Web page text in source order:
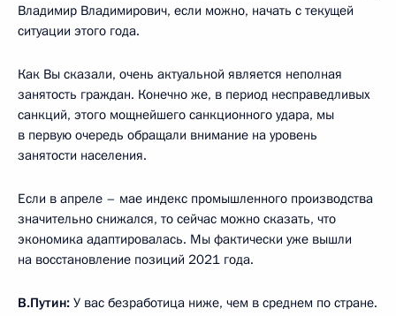
Владимир Владимирович, если можно, начать с текущей
ситуации этого года.
Как Вы сказали, очень актуальной является неполная
занятость граждан. Конечно же, в период несправедливых
санкций, этого мощнейшего санкционного удара, мы
в первую очередь обращали внимание на уровень
занятости населения.
Если в апреле – мае индекс промышленного производства
значительно снижался, то сейчас можно сказать, что
экономика адаптировалась. Мы фактически уже вышли
на восстановление позиций 2021 года.
В.Путин: У вас безработица ниже, чем в среднем по стране.